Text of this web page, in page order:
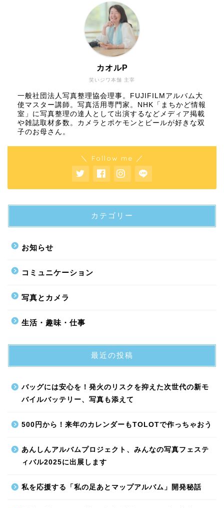
笑いジワ本舗 主宰
カオルP
一般社団法人写真整理協会理事。FUJIFILMアルバム大
使マスター講師。写真活用専門家。NHK「まちかど情報
室」に写真整理の達人として出演するなどメディア掲載
や雑誌取材多数。カメラとポケモンとビールが好きな双
子のお母さん。
＼ Follow me ／
カテゴリー
お知らせ
コミュニケーション
写真とカメラ
生活・趣味・仕事
最近の投稿
バッグには安心を！発火のリスクを抑えた次世代の新モ
バイルバッテリー、写真も添えて
500円から！来年のカレンダーもTOLOTで作っちゃおう
あんしんアルバムプロジェクト、みんなの写真フェステ
ィバル2025に出展します
私を応援する「私の足あとマップアルバム」開発秘話